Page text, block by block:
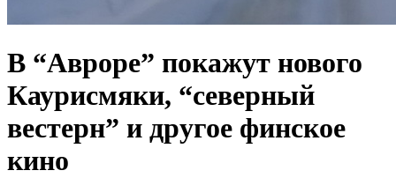
В “Авроре” покажут нового
Каурисмяки, “северный
вестерн” и другое финское
кино